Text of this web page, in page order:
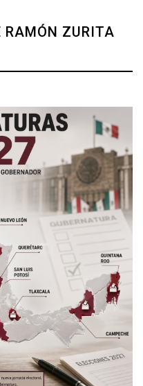
RAMÓN ZURITA